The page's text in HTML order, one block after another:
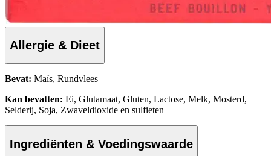
Allergie & Dieet
Bevat: Maïs, Rundvlees
Kan bevatten: Ei, Glutamaat, Gluten, Lactose, Melk, Mosterd,
Selderij, Soja, Zwaveldioxide en sulfieten
Ingrediënten & Voedingswaarde